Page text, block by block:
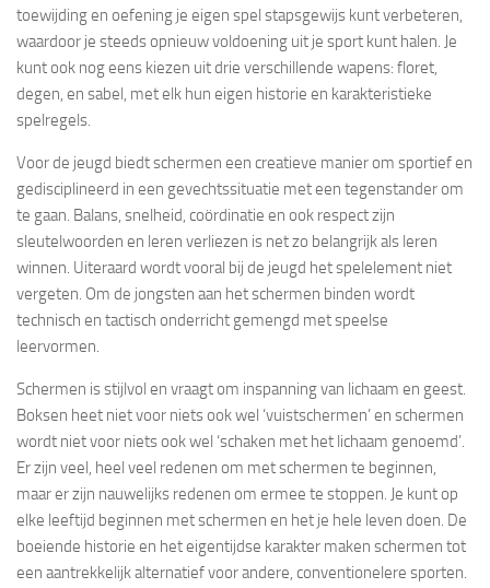
toewijding en oefening je eigen spel stapsgewijs kunt verbeteren,
waardoor je steeds opnieuw voldoening uit je sport kunt halen. Je
kunt ook nog eens kiezen uit drie verschillende wapens: floret,
degen, en sabel, met elk hun eigen historie en karakteristieke
spelregels.
Voor de jeugd biedt schermen een creatieve manier om sportief en
gedisciplineerd in een gevechtssituatie met een tegenstander om
te gaan. Balans, snelheid, coördinatie en ook respect zijn
sleutelwoorden en leren verliezen is net zo belangrijk als leren
winnen. Uiteraard wordt vooral bij de jeugd het spelelement niet
vergeten. Om de jongsten aan het schermen binden wordt
technisch en tactisch onderricht gemengd met speelse
leervormen.
Schermen is stijlvol en vraagt om inspanning van lichaam en geest.
Boksen heet niet voor niets ook wel ‘vuistschermen’ en schermen
wordt niet voor niets ook wel ‘schaken met het lichaam genoemd’.
Er zijn veel, heel veel redenen om met schermen te beginnen,
maar er zijn nauwelijks redenen om ermee te stoppen. Je kunt op
elke leeftijd beginnen met schermen en het je hele leven doen. De
boeiende historie en het eigentijdse karakter maken schermen tot
een aantrekkelijk alternatief voor andere, conventionelere sporten.